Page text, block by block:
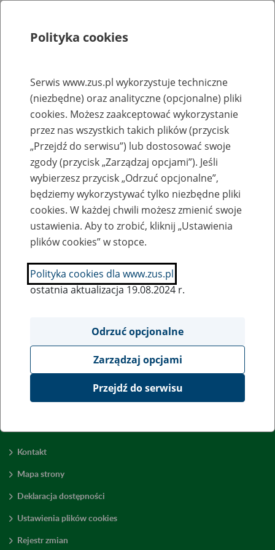
Rejestry, ewidencje i archiwa
Baza zlikwidowanych lub
przekształconych zakładów pracy
Nazwa zakładu pracy:
SZUKAJ
Wyświetl wszystkie
Kontakt
Mapa strony
Deklaracja dostępności
Ustawienia plików cookies
Rejestr zmian
Polityka cookies
Serwis www.zus.pl wykorzystuje techniczne
(niezbędne) oraz analityczne (opcjonalne) pliki
cookies. Możesz zaakceptować wykorzystanie
przez nas wszystkich takich plików (przycisk
„Przejdź do serwisu”) lub dostosować swoje
zgody (przycisk „Zarządzaj opcjami”). Jeśli
wybierzesz przycisk „Odrzuć opcjonalne”,
będziemy wykorzystywać tylko niezbędne pliki
cookies. W każdej chwili możesz zmienić swoje
ustawienia. Aby to zrobić, kliknij „Ustawienia
plików cookies” w stopce.
Polityka cookies dla www.zus.pl
ostatnia aktualizacja 19.08.2024 r.
Odrzuć opcjonalne
Zarządzaj opcjami
Przejdź do serwisu